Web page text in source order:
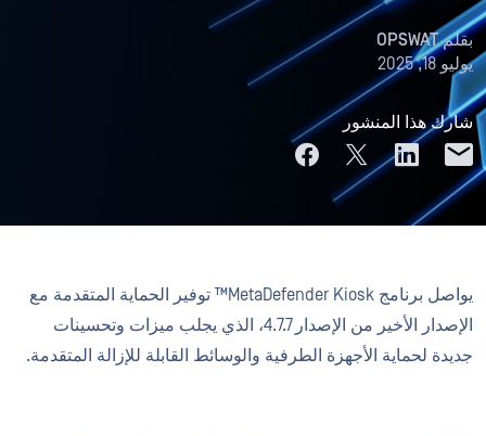
بقلمOPSWAT
يوليو 18, 2025
شارك هذا المنشور
يواصل برنامج MetaDefender Kiosk™ توفير الحماية المتقدمة مع
الإصدار الأخير من الإصدار 4.7.7، الذي يجلب ميزات وتحسينات
جديدة لحماية الأجهزة الطرفية والوسائط القابلة للإزالة المتقدمة.